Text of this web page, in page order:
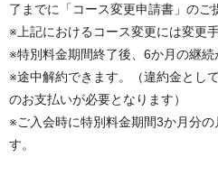
了までに「コース変更申請書」のご
※上記におけるコース変更には変更
※特別料金期間終了後、6か月の継続
※途中解約できます。（違約金とし
のお支払いが必要となります）
※ご入会時に特別料金期間3か月分
す。